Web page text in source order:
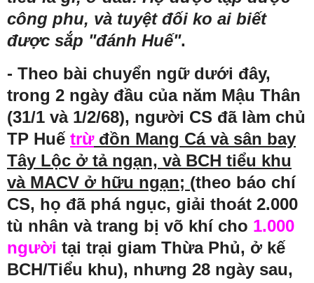
công phu, và tuyệt đối ko ai biết
được sắp "đánh Huế".
- Theo bài chuyển ngữ dưới đây,
trong 2 ngày đầu của năm Mậu Thân
(31/1 và 1/2/68), người CS đã làm chủ
TP Huế trừđồn Mang Cá và sân bay
Tây Lộc ở tả ngạn, và BCH tiểu khu
và MACV ở hữu ngạn; (theo báo chí
CS, họ đã phá ngục, giải thoát 2.000
tù nhân và trang bị võ khí cho 1.000
người tại trại giam Thừa Phủ, ở kế
BCH/Tiểu khu), nhưng 28 ngày sau,